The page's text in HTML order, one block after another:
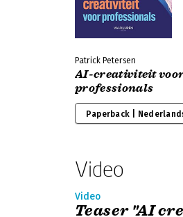
Patrick Petersen
AI-creativiteit
professionals
Paperback |
Video
Video
Teaser "AI